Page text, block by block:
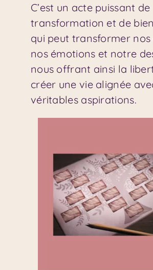
C’est un acte puissant de
transformation et de
qui peut transformer nos
nos émotions et notre
nous offrant ainsi la
créer une vie alignée
véritables aspirations.